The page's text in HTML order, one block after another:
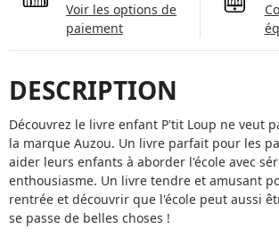
Voir les options de
paiement
DESCRIPTION
Découvrez le livre enfant P'tit Loup ne veut
la marque Auzou. Un livre parfait pour les
aider leurs enfants à aborder l'école avec
enthousiasme. Un livre tendre et amusant
rentrée et découvrir que l'école peut aussi
se passe de belles choses !